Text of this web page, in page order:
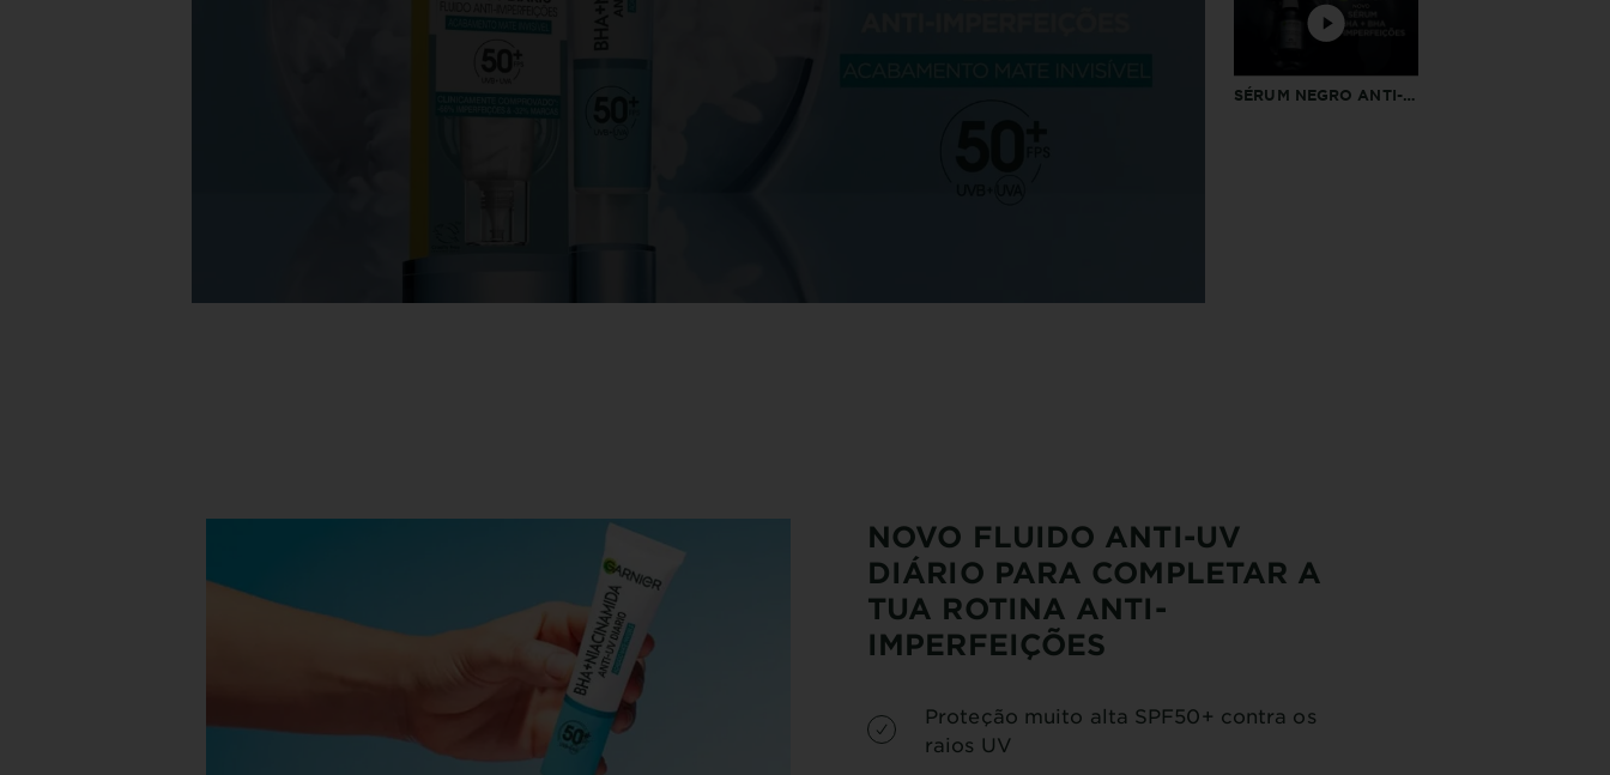
SÉRUM NEGRO ANTI-IMPERFEIÇÕES
NOVO FLUIDO ANTI-UV
DIÁRIO PARA COMPLETAR A
TUA ROTINA ANTI-
IMPERFEIÇÕES
Proteção muito alta SPF50+ contra os
raios UV